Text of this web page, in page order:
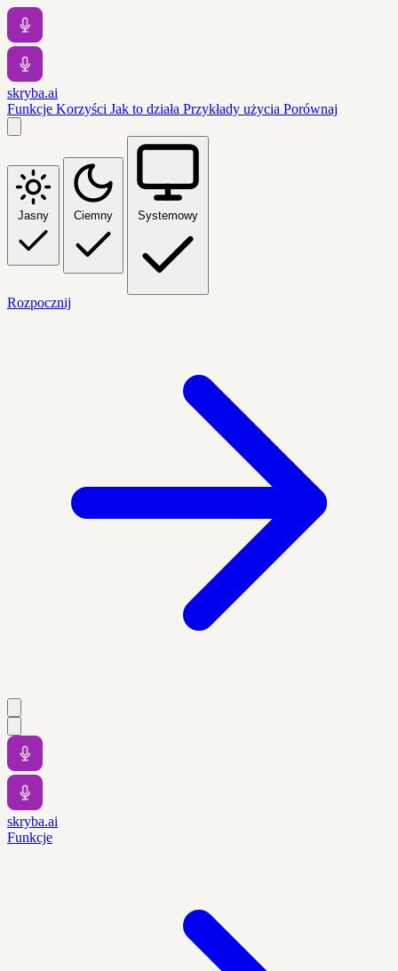
skryba.ai
Funkcje Korzyści Jak to działa Przykłady użycia Porównaj
Jasny Ciemny Systemowy
Rozpocznij
skryba.ai
Funkcje